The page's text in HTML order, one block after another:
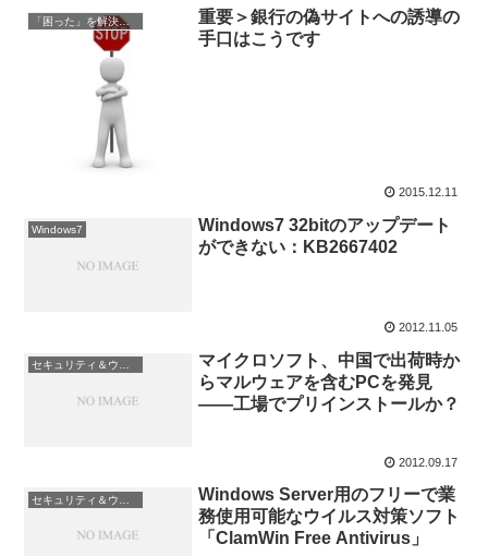
「困った」を解決する
重要＞銀行の偽サイトへの誘導の
手口はこうです
2015.12.11
Windows7
Windows7 32bitのアップデート
ができない：KB2667402
2012.11.05
マイクロソフト、中国で出荷時か
らマルウェアを含むPCを発見
――工場でプリインストールか？
2012.09.17
Windows Server用のフリーで業
務使用可能なウイルス対策ソフト
「ClamWin Free Antivirus」